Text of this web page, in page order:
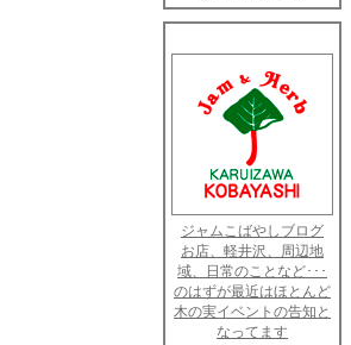
ジャムこばやしブログ
お店、軽井沢、周辺地
域、日常のことなど･･･
のはずが最近はほとんど
木の実イベントの告知と
なってます